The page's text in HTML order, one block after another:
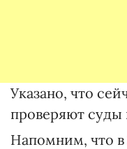
Указано, что
проверяют суды
Напомним, что в